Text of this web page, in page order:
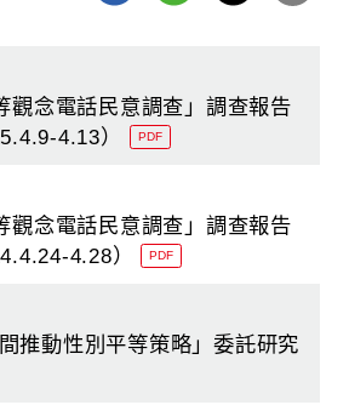
觀念電話民意調查」調查報告
4.13）
PDF
觀念電話民意調查」調查報告
4.28）
PDF
推動性別平等策略」委託研究